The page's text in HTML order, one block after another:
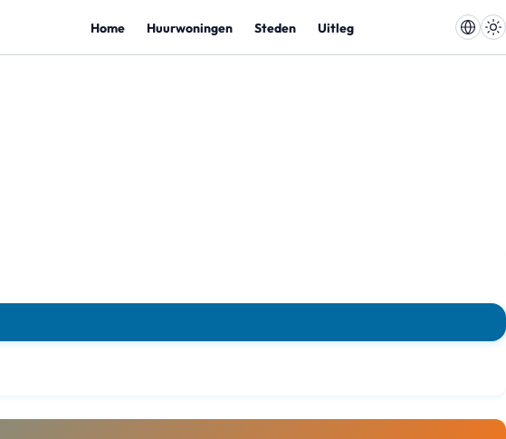
Home Huurwoningen Steden Uitleg